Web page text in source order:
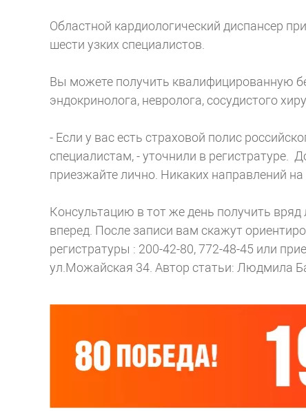
Областной кардиологический диспансер
шести узких специалистов.
Вы можете получить квалифицированную
эндокринолога, невролога, сосудистого
- Если у вас есть страховой полис
специалистам, - уточнили в регистратуре.
приезжайте лично. Никаких направлений
Консультацию в тот же день получить
вперед. После записи вам скажут
регистратуры : 200-42-80, 772-48-45 или
ул.Можайская 34. Автор статьи: Людмила